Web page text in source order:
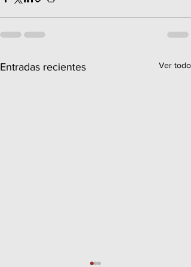
Entradas recientes Ver todo